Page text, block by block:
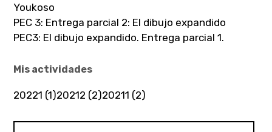
Youkoso
PEC 3: Entrega parcial 2: El dibujo expandido
PEC3: El dibujo expandido. Entrega parcial 1.
Mis actividades
20221 (1)20212 (2)20211 (2)